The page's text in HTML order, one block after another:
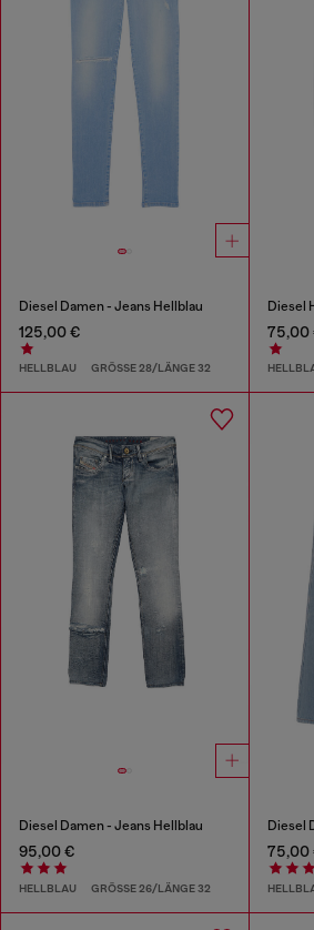
Diesel Damen - Jeans Hellblau
125,00 €
HELLBLAU GRÖSSE 28/LÄNGE 32
Diesel
75,00
Diesel Damen - Jeans Hellblau
95,00 €
HELLBLAU GRÖSSE 26/LÄNGE 32
Diesel
75,00